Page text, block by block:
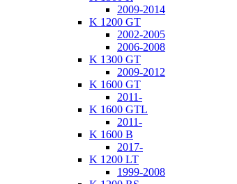
2009-2014
K 1200 GT
2002-2005
2006-2008
K 1300 GT
2009-2012
K 1600 GT
2011-
K 1600 GTL
2011-
K 1600 B
2017-
K 1200 LT
1999-2008